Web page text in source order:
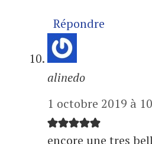
Répondre
alinedo
1 octobre 2019 à
encore une tres